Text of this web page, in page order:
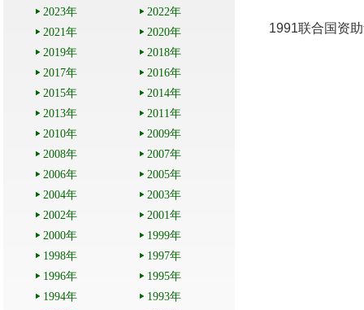
2023年
2022年
2021年
2020年
2019年
2018年
2017年
2016年
2015年
2014年
2013年
2011年
2010年
2009年
2008年
2007年
2006年
2005年
2004年
2003年
2002年
2001年
2000年
1999年
1998年
1997年
1996年
1995年
1994年
1993年
1991联合国资助